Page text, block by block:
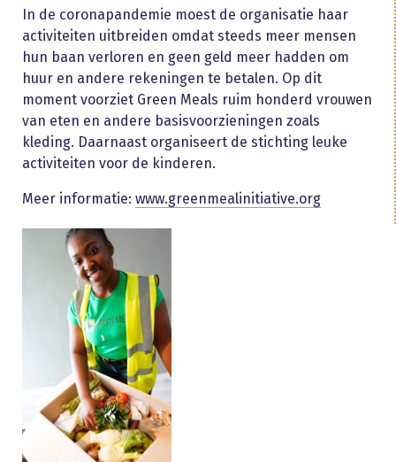
In de coronapandemie moest de organisatie haar
activiteiten uitbreiden omdat steeds meer mensen
hun baan verloren en geen geld meer hadden om
huur en andere rekeningen te betalen. Op dit
moment voorziet Green Meals ruim honderd vrouwen
van eten en andere basisvoorzieningen zoals
kleding. Daarnaast organiseert de stichting leuke
activiteiten voor de kinderen.
Meer informatie: www.greenmealinitiative.org